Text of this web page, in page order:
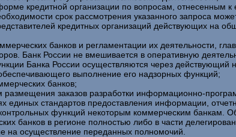
кредитной организации по вопросам, отнесенным
срок рассмотрения указанного запроса
кредитных организаций действующих на
банков и регламентации их деятельности,
Банк России не вмешивается в оперативную
Банка России осуществляются через действующий
выполнение его надзорных функций;
банков;
размещения заказов разработки информационно-
единых стандартов предоставления информации,
функций некоторым коммерческим банкам.
банков в регионе полностью либо в части
на осуществление переданных полномочий.